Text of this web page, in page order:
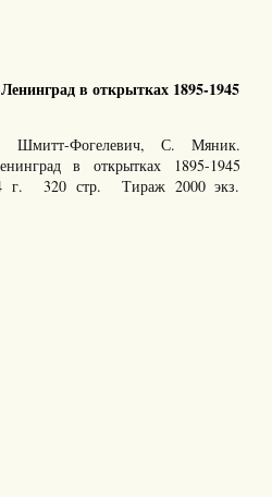
в открытках 1895-1945
Шмитт-Фогелевич, С. Мяник.
в открытках 1895-1945
г. 320 стр. Тираж 2000 экз.